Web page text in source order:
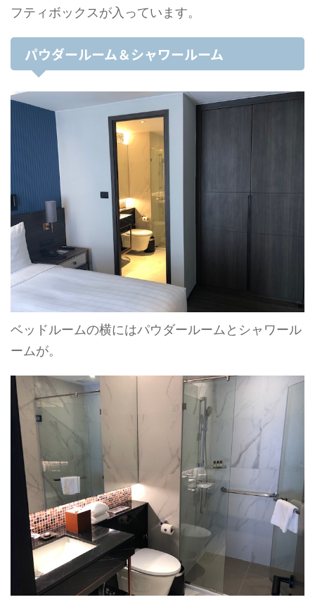
フティボックスが入っています。
パウダールーム＆シャワールーム
ベッドルームの横にはパウダールームとシャワール
ームが。